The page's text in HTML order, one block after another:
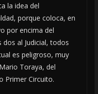
la idea del
porque coloca, en
por encima del
al Judicial, todos
es peligroso, muy
Toraya, del
Primer Circuito.